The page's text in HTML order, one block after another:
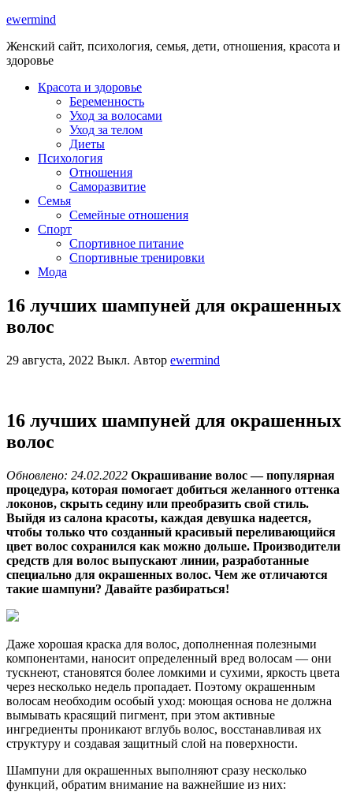
ewermind
Женский сайт, психология, семья, дети, отношения, красота и
здоровье
Красота и здоровье
Беременность
Уход за волосами
Уход за телом
Диеты
Психология
Отношения
Саморазвитие
Семья
Семейные отношения
Спорт
Спортивное питание
Спортивные тренировки
Мода
16 лучших шампуней для окрашенных
волос
29 августа, 2022 Выкл. Автор ewermind
16 лучших шампуней для окрашенных
волос
Обновлено: 24.02.2022 Окрашивание волос — популярная
процедура, которая помогает добиться желанного оттенка
локонов, скрыть седину или преобразить свой стиль.
Выйдя из салона красоты, каждая девушка надеется,
чтобы только что созданный красивый переливающийся
цвет волос сохранился как можно дольше. Производители
средств для волос выпускают линии, разработанные
специально для окрашенных волос. Чем же отличаются
такие шампуни? Давайте разбираться!
Даже хорошая краска для волос, дополненная полезными
компонентами, наносит определенный вред волосам — они
тускнеют, становятся более ломкими и сухими, яркость цвета
через несколько недель пропадает. Поэтому окрашенным
волосам необходим особый уход: моющая основа не должна
вымывать красящий пигмент, при этом активные
ингредиенты проникают вглубь волос, восстанавливая их
структуру и создавая защитный слой на поверхности.
Шампуни для окрашенных выполняют сразу несколько
функций, обратим внимание на важнейшие из них: